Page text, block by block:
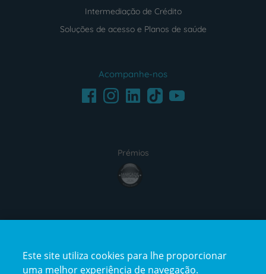
Intermediação de Crédito
Soluções de acesso e Planos de saúde
Acompanhe-nos
FacebookInstagramLinkedInTikTokYoutube
Prémios
award4
certification2certification3
Este site utiliza cookies para lhe proporcionar
uma melhor experiência de navegação.